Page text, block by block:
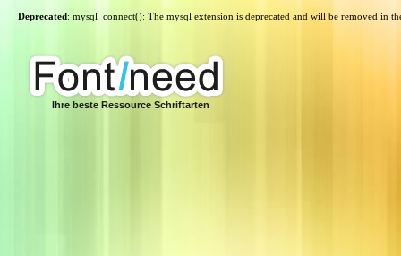
Deprecated: mysql_connect(): The mysql extension is deprecated and will be removed in
Ihre beste Ressource Schriftarten